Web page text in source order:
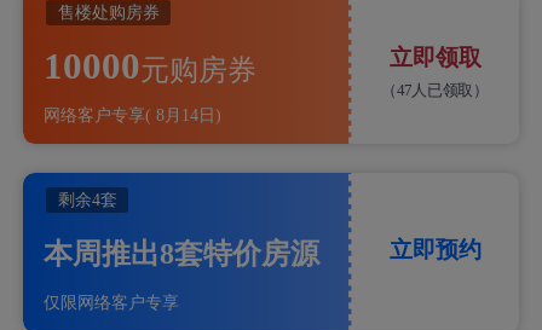
售楼处购房券
10000元购房券
网络客户专享( 8月14日)
立即领取
（47人已领取）
剩余4套
本周推出8套特价房源
仅限网络客户专享
立即预约